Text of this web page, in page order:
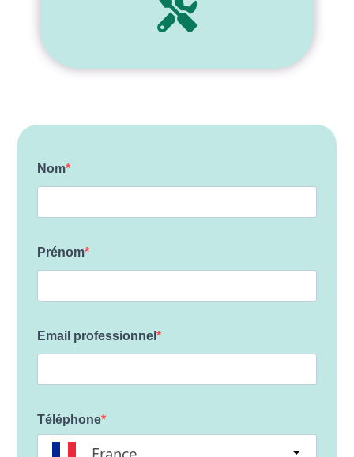
Nom
Prénom
Email professionnel
Téléphone